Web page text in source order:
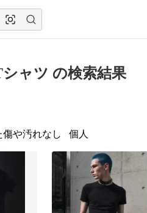
ャツ の検索結果
傷や汚れなし 個人